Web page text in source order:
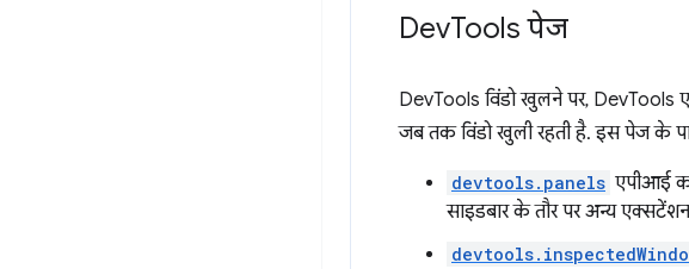
DevTools पेज
DevTools विंडो खुलने पर,
जब तक विंडो खुली रहती है. इस पेज के
devtools.panels एपीआई
साइडबार के तौर पर अन्य